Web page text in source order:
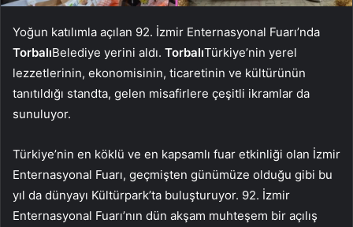
Yoğun katılımla açılan 92. İzmir Enternasyonal Fuarı’nda
TorbalıBelediye yerini aldı. TorbalıTürkiye’nin yerel
lezzetlerinin, ekonomisinin, ticaretinin ve kültürünün
tanıtıldığı standta, gelen misafirlere çeşitli ikramlar da
sunuluyor.
Türkiye’nin en köklü ve en kapsamlı fuar etkinliği olan İzmir
Enternasyonal Fuarı, geçmişten günümüze olduğu gibi bu
yıl da dünyayı Kültürpark’ta buluşturuyor. 92. İzmir
Enternasyonal Fuarı’nın dün akşam muhteşem bir açılış